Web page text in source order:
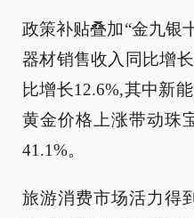
政策补贴叠加“金九银
器材销售收入同比增
比增长12.6%,其中新
黄金价格上涨带动珠
41.1%。
旅游消费市场活力得